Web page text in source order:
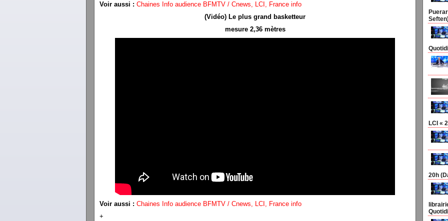
Voir aussi : Chaines Info audience BFMTV / Cnews, LCI, France info
(Vidéo) Le plus grand basketteur
mesure 2,36 mètres
Voir aussi : Chaines Info audience BFMTV / Cnews, LCI, France info
+
LCI «
20h